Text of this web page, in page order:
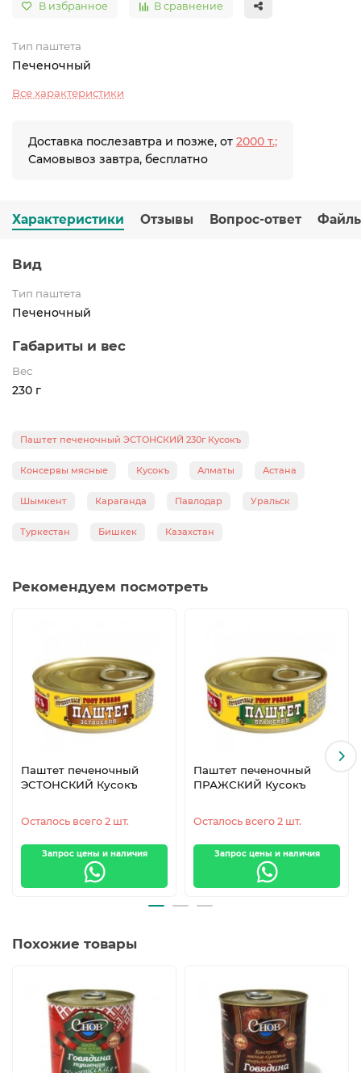
В избранное В сравнение
Тип паштета
Печеночный
Все характеристики
Доставка послезавтра и позже, от 2000 т.;
Самовывоз завтра, бесплатно
Характеристики Отзывы Вопрос-ответ
Вид
Тип паштета
Печеночный
Габариты и вес
Вес
230 г
Паштет печеночный ЭСТОНСКИЙ 230г Кусокъ
Консервы мясные Кусокъ Алматы Астана
Шымкент Караганда Павлодар Уральск
Туркестан Бишкек Казахстан
Рекомендуем посмотреть
Паштет печеночный
ЭСТОНСКИЙ Кусокъ
Осталось всего 2 шт.
Запрос цены и наличия
Паштет печеночный
ПРАЖСКИЙ Кусокъ
Осталось всего 2 шт.
Запрос цены и наличия
Похожие товары